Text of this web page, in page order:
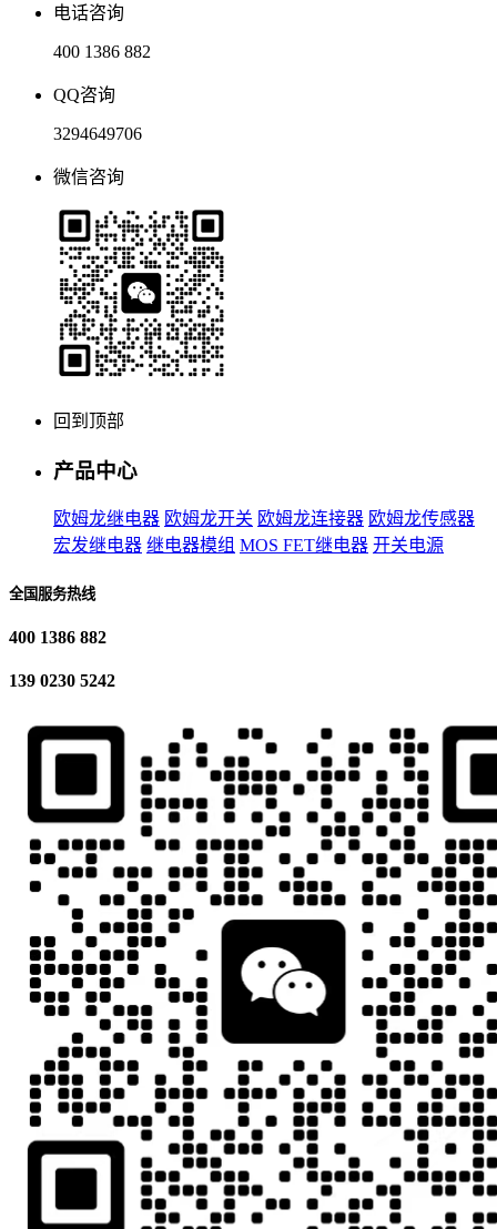
电话咨询
400 1386 882
QQ咨询
3294649706
微信咨询
回到顶部
产品中心
欧姆龙继电器 欧姆龙开关 欧姆龙连接器 欧姆龙传感器
宏发继电器 继电器模组 MOS FET继电器 开关电源
全国服务热线
400 1386 882
139 0230 5242